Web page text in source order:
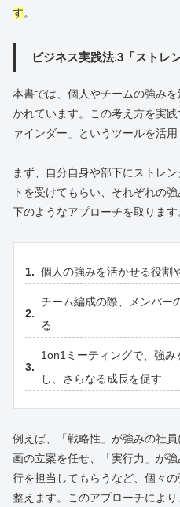
す。
ビジネス実践法.3「ストレ
本書では、個人やチームの強み
かれています。この考え方を実
ァインダー」というツールを活用
まず、自分自身や部下にストレ
トを受けてもらい、それぞれの
下のようなアプローチを取ります
個人の強みを活かせる役割
チーム編成の際、メンバー
る
1on1ミーティングで、強
し、さらなる成長を促す
例えば、「戦略性」が強みの社
画の立案を任せ、「実行力」が
行を担当してもらうなど、個々
整えます。このアプローチによ